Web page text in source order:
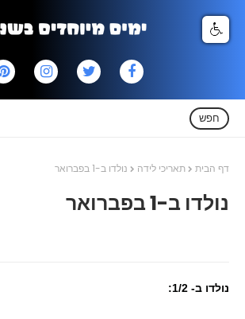
חפש
דף הבית תאריכי לידה נולדו ב-1 בפברואר
נולדו ב-1 בפברואר
נולדו ב- 1/2: